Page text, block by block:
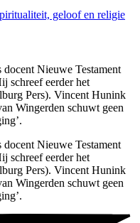
geloof en religie
Nieuwe Testament
schreef eerder het
Pers). Vincent Hunink
Wingerden schuwt geen
Nieuwe Testament
schreef eerder het
Pers). Vincent Hunink
Wingerden schuwt geen